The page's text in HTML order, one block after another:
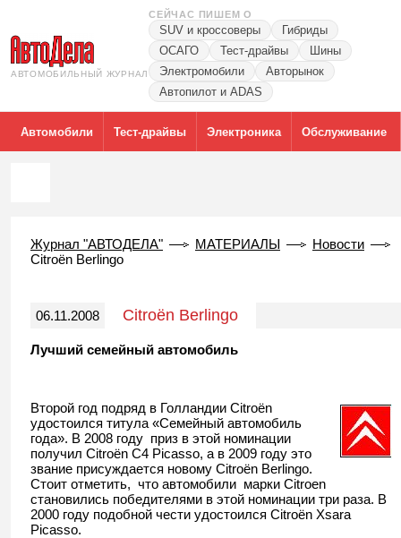
АВТОМОБИЛЬНЫЙ ЖУРНАЛ
СЕЙЧАС ПИШЕМ О
SUV и кроссоверы
Гибриды
ОСАГО
Тест-драйвы
Шины
Электромобили
Авторынок
Автопилот и ADAS
Автомобили Тест-драйвы Электроника Обслуживание
Журнал "АВТОДЕЛА" МАТЕРИАЛЫ
Новости
Citroën Berlingo
06.11.2008 Citroën Berlingo
Лучший семейный автомобиль
Второй год подряд в Голландии Citroёn
удостоился титула «Семейный автомобиль
года». В 2008 году приз в этой номинации
получил Citroёn C4 Picasso, а в 2009 году это
звание присуждается новому Citroёn Berlingo.
Стоит отметить, что автомобили марки Citroen
становились победителями в этой номинации три раза. В
2000 году подобной чести удостоился Citroёn Xsara
Picasso.